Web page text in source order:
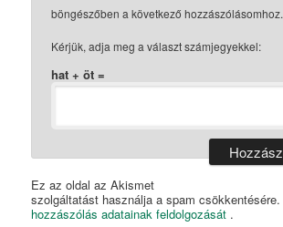
böngészőben a következő hozzászólásomhoz.
Kérjük, adja meg a választ számjegyekkel:
hat + öt =
Ez az oldal az Akismet
szolgáltatást használja a spam csökkentésére.
hozzászólás adatainak feldolgozását .